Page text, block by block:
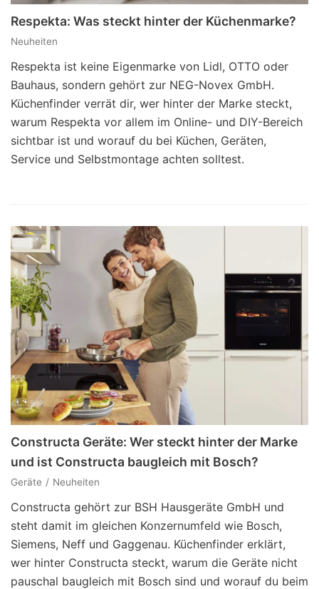
Respekta: Was steckt hinter der Küchenmarke?
Neuheiten
Respekta ist keine Eigenmarke von Lidl, OTTO oder
Bauhaus, sondern gehört zur NEG-Novex GmbH.
Küchenfinder verrät dir, wer hinter der Marke steckt,
warum Respekta vor allem im Online- und DIY-Bereich
sichtbar ist und worauf du bei Küchen, Geräten,
Service und Selbstmontage achten solltest.
Constructa Geräte: Wer steckt hinter der Marke
und ist Constructa baugleich mit Bosch?
Geräte Neuheiten
Constructa gehört zur BSH Hausgeräte GmbH und
steht damit im gleichen Konzernumfeld wie Bosch,
Siemens, Neff und Gaggenau. Küchenfinder erklärt,
wer hinter Constructa steckt, warum die Geräte nicht
pauschal baugleich mit Bosch sind und worauf du beim